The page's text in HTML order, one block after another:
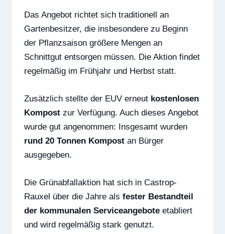
Das Angebot richtet sich traditionell an
Gartenbesitzer, die insbesondere zu Beginn
der Pflanzsaison größere Mengen an
Schnittgut entsorgen müssen. Die Aktion findet
regelmäßig im Frühjahr und Herbst statt.
Zusätzlich stellte der EUV erneut kostenlosen
Kompost zur Verfügung. Auch dieses Angebot
wurde gut angenommen: Insgesamt wurden
rund 20 Tonnen Kompost an Bürger
ausgegeben.
Die Grünabfallaktion hat sich in Castrop-
Rauxel über die Jahre als fester Bestandteil
der kommunalen Serviceangebote etabliert
und wird regelmäßig stark genutzt.